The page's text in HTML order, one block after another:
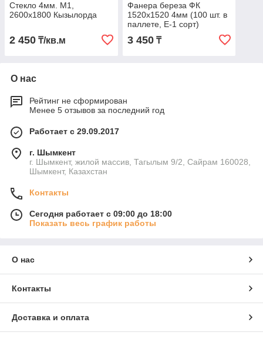
Стекло 4мм. М1,
2600х1800 Кызылорда
2 450 ₸/кв.м
Фанера береза ФК
1520х1520 4мм (100 шт. в
паллете, E-1 сорт)
3 450₸
О нас
Рейтинг не сформирован
Менее 5 отзывов за последний год
Работает с 29.09.2017
г. Шымкент
г. Шымкент, жилой массив, Тагылым 9/2, Сайрам 160028,
Шымкент, Казахстан
Контакты
Сегодня работает с 09:00 до 18:00
Показать весь график работы
О нас
Контакты
Доставка и оплата